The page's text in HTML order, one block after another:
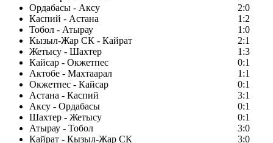
Ордабасы - Аксу
2:0
Каспий - Астана
1:2
Тобол - Атырау
1:0
Кызыл-Жар СК - Кайрат
2:1
Жетысу - Шахтер
1:3
Кайсар - Окжетпес
0:1
Актобе - Махтаарал
1:1
Окжетпес - Кайсар
0:1
Астана - Каспий
3:1
Аксу - Ордабасы
0:1
Шахтер - Жетысу
0:1
Атырау - Тобол
3:0
Кайрат - Кызыл-Жар СК
3:0